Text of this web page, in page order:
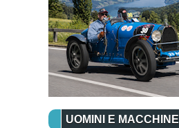
UOMINI E MACCHINE